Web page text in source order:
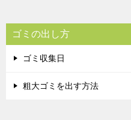
ゴミの出し方
ゴミ収集日
粗大ゴミを出す方法